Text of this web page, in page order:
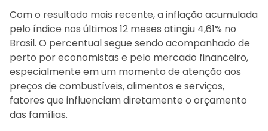
Com o resultado mais recente, a inflação acumulada
pelo índice nos últimos 12 meses atingiu 4,61% no
Brasil. O percentual segue sendo acompanhado de
perto por economistas e pelo mercado financeiro,
especialmente em um momento de atenção aos
preços de combustíveis, alimentos e serviços,
fatores que influenciam diretamente o orçamento
das famílias.